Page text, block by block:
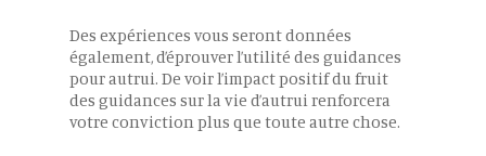
Des expériences vous seront données
également, d’éprouver l’utilité des guidances
pour autrui. De voir l’impact positif du fruit
des guidances sur la vie d’autrui renforcera
votre conviction plus que toute autre chose.